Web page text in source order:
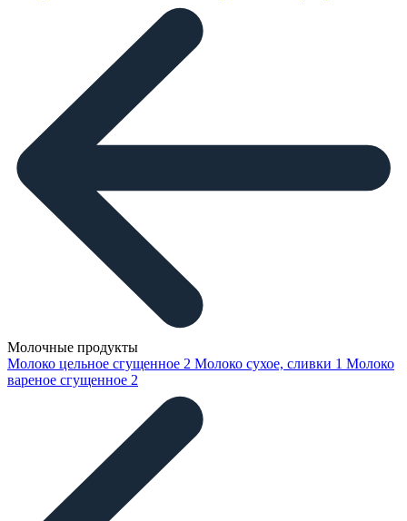
Молочные продукты
Молоко цельное сгущенное 2 Молоко сухое, сливки 1 Молоко
вареное сгущенное 2